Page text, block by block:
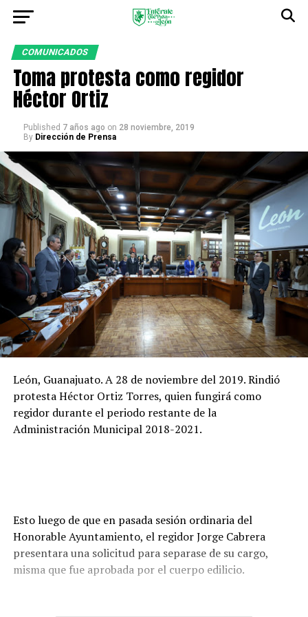
COMUNICADOS
Toma protesta como regidor
Héctor Ortiz
Published 7 años ago on 28 noviembre, 2019
By Dirección de Prensa
León, Guanajuato. A 28 de noviembre del 2019. Rindió
protesta Héctor Ortiz Torres, quien fungirá como
regidor durante el periodo restante de la
Administración Municipal 2018-2021.
Esto luego de que en pasada sesión ordinaria del
Honorable Ayuntamiento, el regidor Jorge Cabrera
presentara una solicitud para separase de su cargo,
misma que fue aprobada por el cuerpo edilicio.